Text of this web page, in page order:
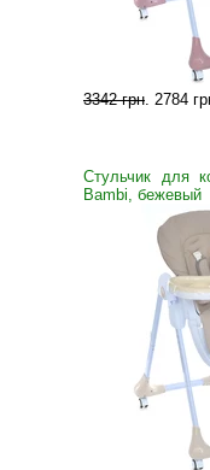
3342 грн. 2784
Стульчик для
Bambi, бежевый